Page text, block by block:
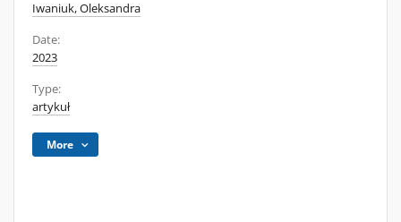
Iwaniuk, Oleksandra
Date:
2023
Type:
artykuł
More